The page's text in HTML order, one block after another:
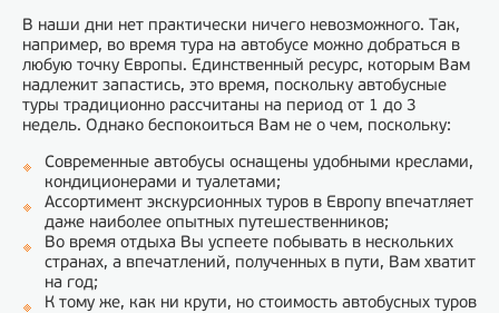
В наши дни нет практически ничего невозможного. Так,
например, во время тура на автобусе можно добраться в
любую точку Европы. Единственный ресурс, которым Вам
надлежит запастись, это время, поскольку автобусные
туры традиционно рассчитаны на период от 1 до 3
недель. Однако беспокоиться Вам не о чем, поскольку:
Современные автобусы оснащены удобными креслами,
кондиционерами и туалетами;
Ассортимент экскурсионных туров в Европу впечатляет
даже наиболее опытных путешественников;
Во время отдыха Вы успеете побывать в нескольких
странах, а впечатлений, полученных в пути, Вам хватит
на год;
К тому же, как ни крути, но стоимость автобусных туров